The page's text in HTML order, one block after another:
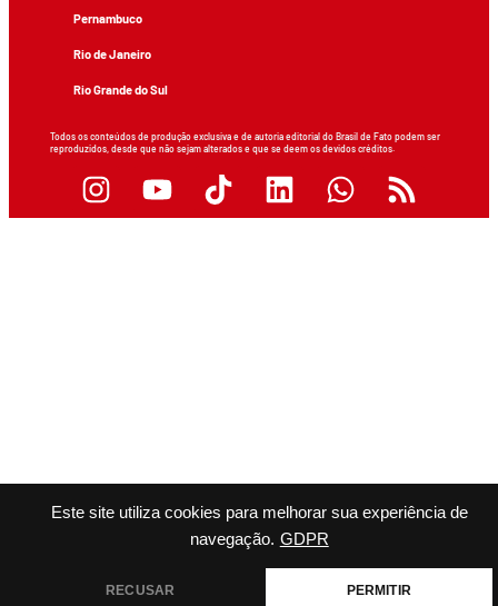
Este site utiliza cookies para melhorar sua experiência de
navegação. GDPR
RECUSAR PERMITIR
Pernambuco
Rio de Janeiro
Rio Grande do Sul
Todos os conteúdos de produção exclusiva e de autoria editorial do Brasil de Fato podem ser
reproduzidos, desde que não sejam alterados e que se deem os devidos créditos.